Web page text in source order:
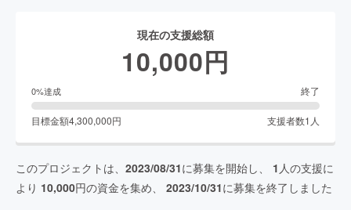
現在の支援総額
10,000円
0%達成 終了
目標金額4,300,000円 支援者数1 人
このプロジェクトは、 2023/08/31に募集を開始し、 1 人の支援に
より 10,000円の資金を集め、 2023/10/31に募集を終了しました